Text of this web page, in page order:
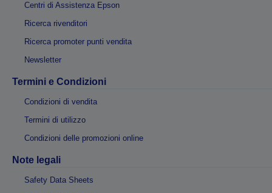
Centri di Assistenza Epson
Ricerca rivenditori
Ricerca promoter punti vendita
Newsletter
Termini e Condizioni
Condizioni di vendita
Termini di utilizzo
Condizioni delle promozioni online
Note legali
Safety Data Sheets